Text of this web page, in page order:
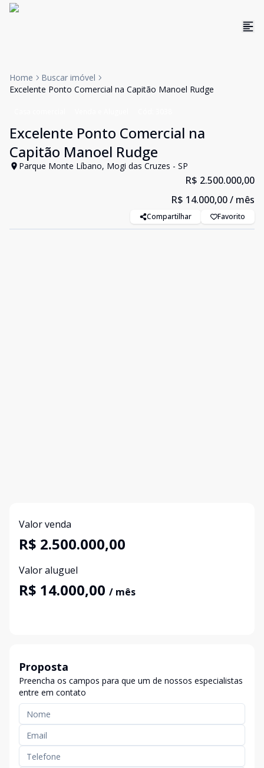
Home
Buscar imóvel
Excelente Ponto Comercial na Capitão Manoel Rudge
Excelente Ponto Comercial na
Capitão Manoel Rudge
Parque Monte Líbano, Mogi das Cruzes - SP
R$ 2.500.000,00
R$ 14.000,00/ mês
Compartilhar Favorito
Valor venda
R$ 2.500.000,00
Valor aluguel
R$ 14.000,00 / mês
Proposta
Preencha os campos para que um de nossos especialistas
entre em contato